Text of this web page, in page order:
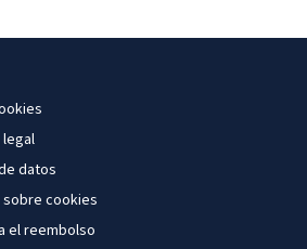
datos
cookies
el reembolso